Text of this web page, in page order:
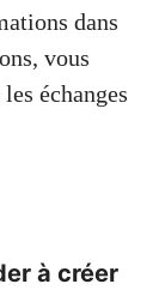
dans
vous
échanges
à créer